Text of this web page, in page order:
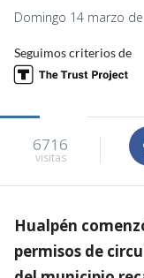
Domingo 14 marzo
Seguimos criterios de
6716
visitas
Hualpén
permisos de